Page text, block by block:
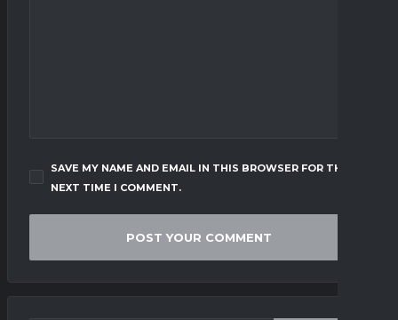
SAVE MY NAME AND EMAIL IN THIS BROWSER FOR THE
NEXT TIME I COMMENT.